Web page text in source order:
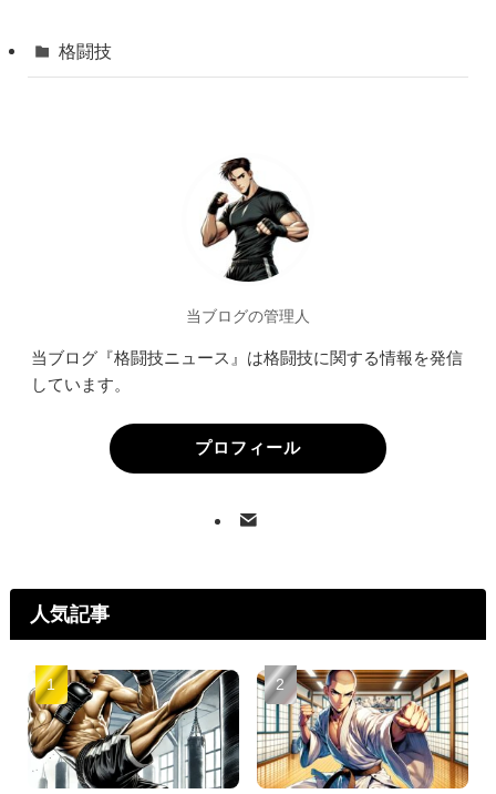
格闘技
当ブログの管理人
当ブログ『格闘技ニュース』は格闘技に関する情報を発信
しています。
プロフィール
人気記事